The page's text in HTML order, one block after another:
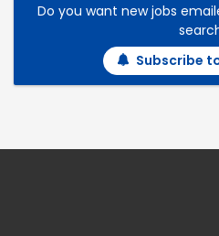
Do you want new jobs
Subscribe